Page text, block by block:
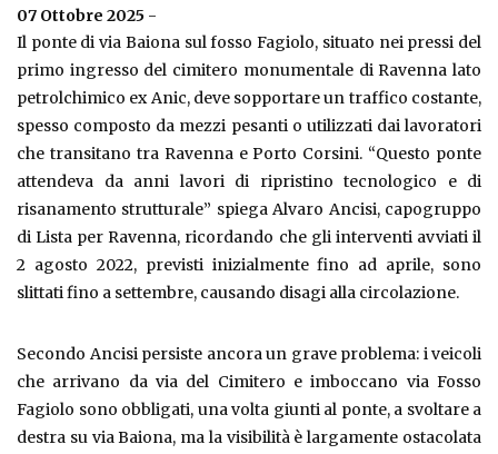
07 Ottobre 2025 -
Il ponte di via Baiona sul fosso Fagiolo, situato nei pressi del
primo ingresso del cimitero monumentale di Ravenna lato
petrolchimico ex Anic, deve sopportare un traffico costante,
spesso composto da mezzi pesanti o utilizzati dai lavoratori
che transitano tra Ravenna e Porto Corsini. “Questo ponte
attendeva da anni lavori di ripristino tecnologico e di
risanamento strutturale” spiega Alvaro Ancisi, capogruppo
di Lista per Ravenna, ricordando che gli interventi avviati il
2 agosto 2022, previsti inizialmente fino ad aprile, sono
slittati fino a settembre, causando disagi alla circolazione.
Secondo Ancisi persiste ancora un grave problema: i veicoli
che arrivano da via del Cimitero e imboccano via Fosso
Fagiolo sono obbligati, una volta giunti al ponte, a svoltare a
destra su via Baiona, ma la visibilità è largamente ostacolata